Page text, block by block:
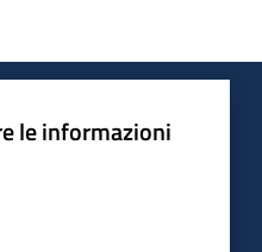
le informazioni